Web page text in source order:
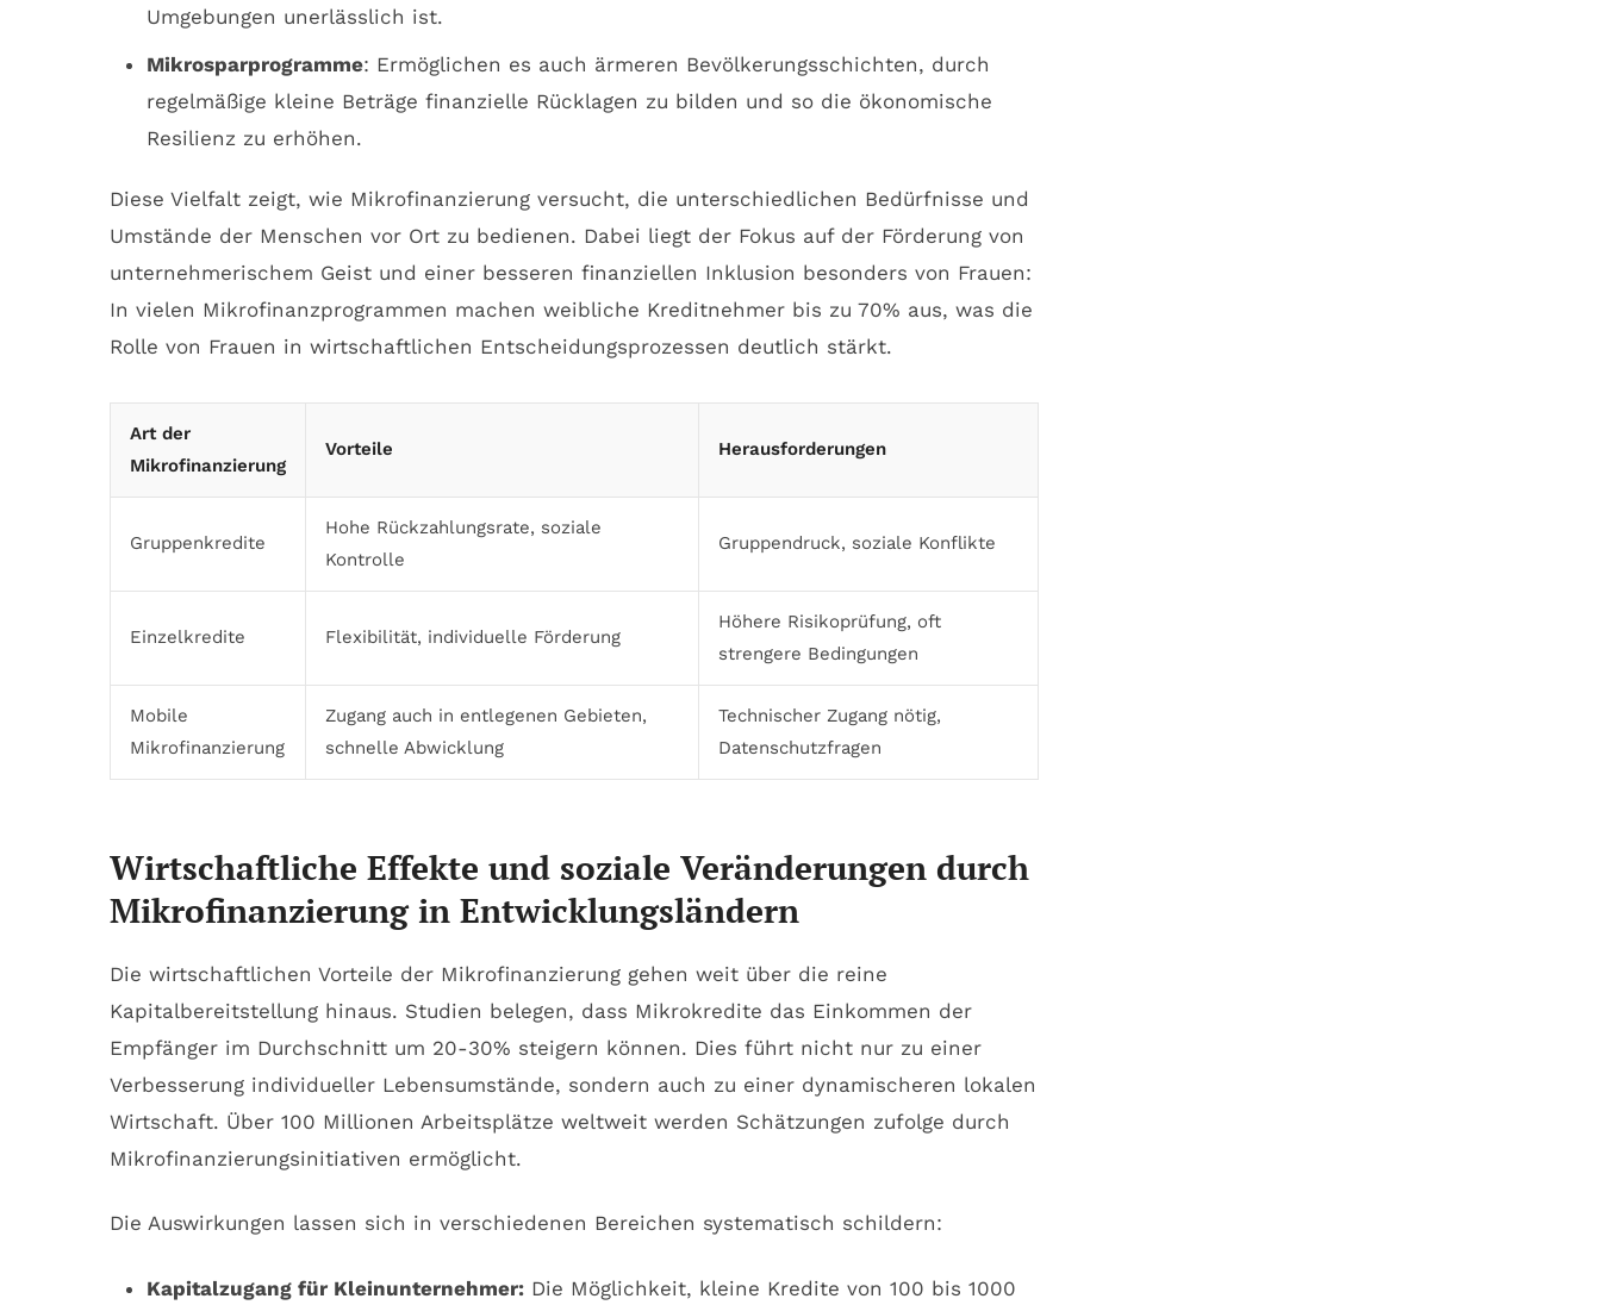
Umgebungen unerlässlich ist.
Mikrosparprogramme: Ermöglichen es auch ärmeren Bevölkerungsschichten, durch
regelmäßige kleine Beträge finanzielle Rücklagen zu bilden und so die ökonomische
Resilienz zu erhöhen.
Diese Vielfalt zeigt, wie Mikrofinanzierung versucht, die unterschiedlichen Bedürfnisse und
Umstände der Menschen vor Ort zu bedienen. Dabei liegt der Fokus auf der Förderung von
unternehmerischem Geist und einer besseren finanziellen Inklusion besonders von Frauen:
In vielen Mikrofinanzprogrammen machen weibliche Kreditnehmer bis zu 70% aus, was die
Rolle von Frauen in wirtschaftlichen Entscheidungsprozessen deutlich stärkt.
Art der
Mikrofinanzierung
Vorteile Herausforderungen
Gruppenkredite
Hohe Rückzahlungsrate, soziale
Kontrolle
Gruppendruck, soziale Konflikte
Einzelkredite Flexibilität, individuelle Förderung
Höhere Risikoprüfung, oft
strengere Bedingungen
Mobile
Mikrofinanzierung
Zugang auch in entlegenen Gebieten,
schnelle Abwicklung
Technischer Zugang nötig,
Datenschutzfragen
Wirtschaftliche Effekte und soziale Veränderungen durch
Mikrofinanzierung in Entwicklungsländern
Die wirtschaftlichen Vorteile der Mikrofinanzierung gehen weit über die reine
Kapitalbereitstellung hinaus. Studien belegen, dass Mikrokredite das Einkommen der
Empfänger im Durchschnitt um 20-30% steigern können. Dies führt nicht nur zu einer
Verbesserung individueller Lebensumstände, sondern auch zu einer dynamischeren lokalen
Wirtschaft. Über 100 Millionen Arbeitsplätze weltweit werden Schätzungen zufolge durch
Mikrofinanzierungsinitiativen ermöglicht.
Die Auswirkungen lassen sich in verschiedenen Bereichen systematisch schildern:
Kapitalzugang für Kleinunternehmer:Die Möglichkeit, kleine Kredite von 100 bis 1000